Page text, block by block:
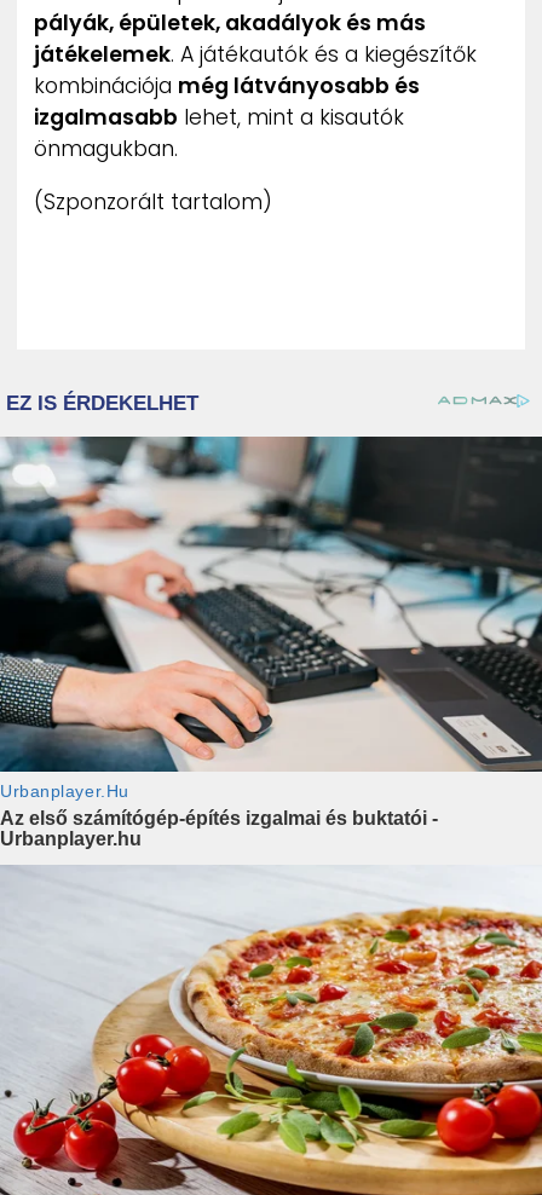
pályák, épületek, akadályok és más
játékelemek. A játékautók és a kiegészítők
kombinációja még látványosabb és
izgalmasabb lehet, mint a kisautók
önmagukban.
(Szponzorált tartalom)